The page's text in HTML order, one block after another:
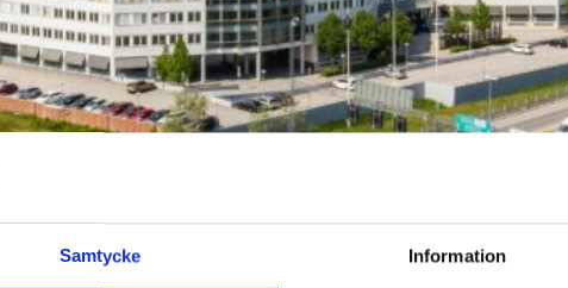
Samtycke Information